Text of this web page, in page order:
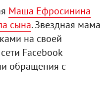
Маша Ефросинина
сына. Звездная мама
на своей
Facebook
обращения с